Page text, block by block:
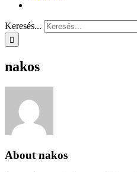
Keresés...
nakos
About nakos